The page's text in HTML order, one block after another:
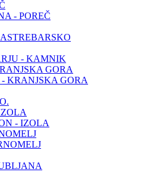
- POREČ
- KAMNIK
KRANJSKA GORA
- IZOLA